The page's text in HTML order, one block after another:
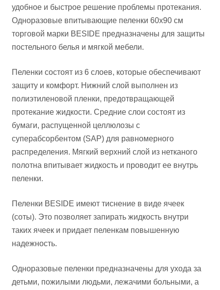
удобное и быстрое решение проблемы протекания.
Одноразовые впитывающие пеленки 60x90 см
торговой марки BESIDE предназначены для защиты
постельного белья и мягкой мебели.
Пеленки состоят из 6 слоев, которые обеспечивают
защиту и комфорт. Нижний слой выполнен из
полиэтиленовой пленки, предотвращающей
протекание жидкости. Средние слои состоят из
бумаги, распущенной целлюлозы с
суперабсорбентом (SAP) для равномерного
распределения. Мягкий верхний слой из нетканого
полотна впитывает жидкость и проводит ее внутрь
пеленки.
Пеленки BESIDE имеют тиснение в виде ячеек
(соты). Это позволяет запирать жидкость внутри
таких ячеек и придает пеленкам повышенную
надежность.
Одноразовые пеленки предназначены для ухода за
детьми, пожилыми людьми, лежачими больными, а